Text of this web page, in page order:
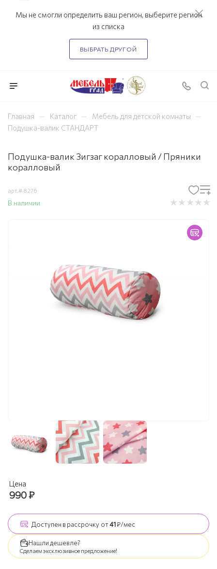
Мы не смогли определить ваш регион, выберите регион
из списка
ВЫБРАТЬ ДРУГОЙ
Главная — Каталог — Мебель для детской комнаты —
Подушка-валик СТАНДАРТ
Подушка-валик Зигзаг коралловый / Пряники
коралловый
арт.# 8276
В наличии
Цена
990₽
Доступен в рассрочку от41₽/мес
Нашли дешевле?
Сделаем эксклюзивное предложение!